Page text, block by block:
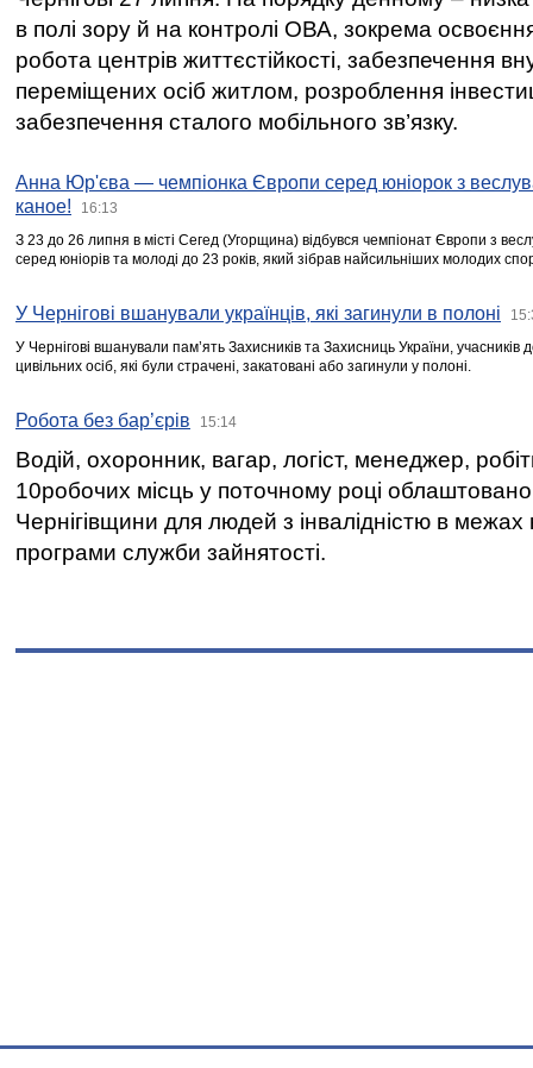
в полі зору й на контролі ОВА, зокрема освоєння
робота центрів життєстійкості, забезпечення
переміщених осіб житлом, розроблення
забезпечення сталого мобільного зв’язку.
Анна Юр'єва — чемпіонка Європи серед юніорок з
каное!
16:13
З 23 до 26 липня в місті Сегед (Угорщина) відбувся чемпіонат Європи з
серед юніорів та молоді до 23 років, який зібрав найсильніших молодих
У Чернігові вшанували українців, які загинули в полоні
У Чернігові вшанували пам’ять Захисників та Захисниць України,
цивільних осіб, які були страчені, закатовані або загинули у полоні.
Робота без бар’єрів 15:14
Водій, охоронник, вагар, логіст, менеджер,
10робочих місць у поточному році
Чернігівщини для людей з інвалідністю в межах
програми служби зайнятості.